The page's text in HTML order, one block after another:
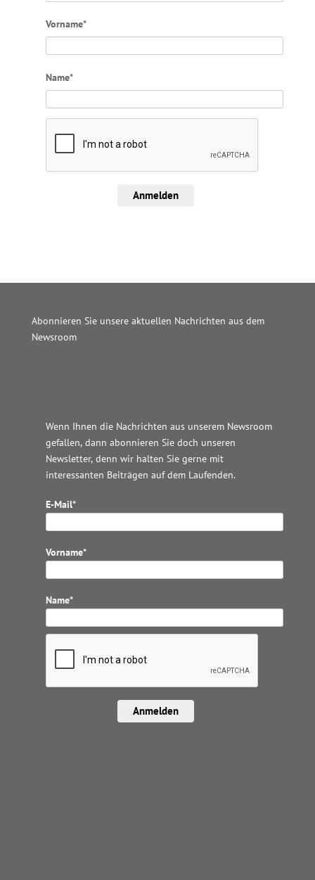
Vorname*
Name*
Anmelden
Abonnieren Sie unsere aktuellen Nachrichten aus dem
Newsroom
Wenn Ihnen die Nachrichten aus unserem Newsroom
gefallen, dann abonnieren Sie doch unseren
Newsletter, denn wir halten Sie gerne mit
interessanten Beiträgen auf dem Laufenden.
E-Mail*
Vorname*
Name*
Anmelden